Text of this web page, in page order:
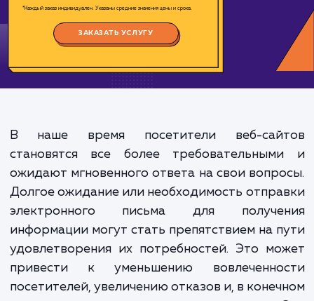
Цена:
500-1000 ₽
ЗАКАЗАТЬ УСЛУГУ
В наше время посетители веб-
ожидают мгновенного ответа на свои
Долгое ожидание или необходимость
электронного письма для
информации могут стать препятствием на